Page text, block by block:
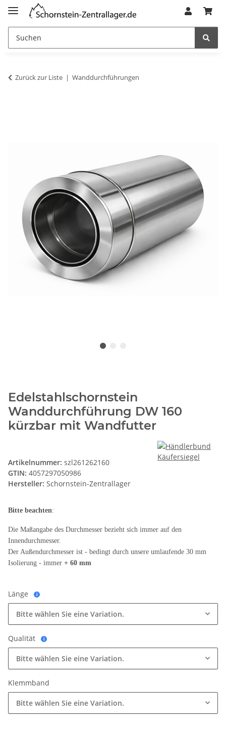
Zurück zur Liste Wanddurchführungen
Edelstahlschornstein
Wanddurchführung DW 160
kürzbar mit Wandfutter
Artikelnummer: szl261262160
GTIN: 4057297050986
Hersteller: Schornstein-Zentrallager
Bitte beachten:
Die Maßangabe des Durchmesser bezieht sich immer auf den
Innendurchmesser.
Der Außendurchmesser ist - bedingt durch unsere umlaufende 30 mm
Isolierung - immer + 60 mm
Länge i
Bitte wählen Sie eine Variation.
Qualität i
Bitte wählen Sie eine Variation.
Klemmband
Bitte wählen Sie eine Variation.